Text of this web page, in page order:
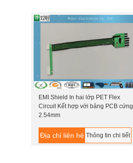
EMI Shield In hai lớp PET Flex
Circuit Kết hợp với bảng PCB cứng
2.54mm
Địa chỉ liên hệ Thông tin chi tiết